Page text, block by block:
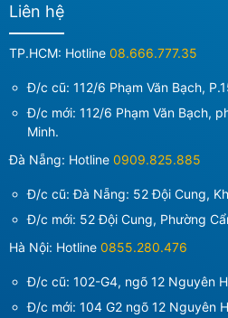
Liên hệ
TP.HCM: Hotline 08.666.777.35
Đ/c cũ: 112/6 Phạm Văn Bạch,
Đ/c mới: 112/6 Phạm Văn Bạch,
Minh.
Đà Nẵng: Hotline 0909.825.885
Đ/c cũ: Đà Nẵng: 52 Đội Cung,
Đ/c mới: 52 Đội Cung, Phường
Hà Nội: Hotline 0855.280.476
Đ/c cũ: 102-G4, ngõ 12 Nguyên
Đ/c mới: 104 G2 ngõ 12 Nguyên